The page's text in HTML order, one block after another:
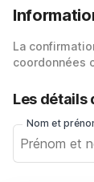
La
coordonnées
Les détails
Nom et